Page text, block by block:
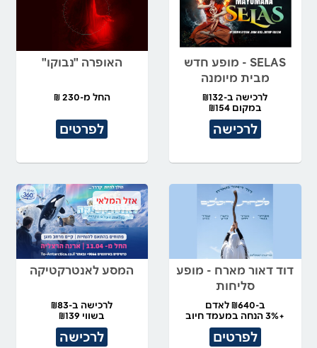
SELAS - מופע חדש
מבית מיומנה
לרכישה ב-₪132
במקום ₪154
לרכישה
האופרה "נבוקו"
החל מ-230 ₪
לפרטים
דוד דאור מארח - מופע
סליחות
ב-₪640 לאדם
+3% הנחה במעמד חיוב
לפרטים
המסע לאנטרקטיקה
לרכישה ב-₪83
בשווי ₪139
לרכישה
אזל המלאי